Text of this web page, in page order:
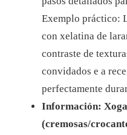
Exemplo práctico:
con xelatina de
contraste de
convidados e a
perfectamente
Información:
(cremosas/